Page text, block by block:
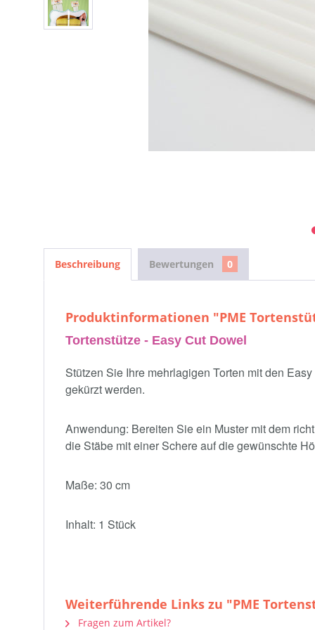
Beschreibung Bewertungen 0
Produktinformationen "PME
Tortenstütze - Easy Cut Dowel
Stützen Sie Ihre mehrlagigen Torten mit den
gekürzt werden.
Anwendung: Bereiten Sie ein Muster mit dem
die Stäbe mit einer Schere auf die gewünschte
Maße: 30 cm
Inhalt: 1 Stück
Weiterführende Links zu "PME
Fragen zum Artikel?